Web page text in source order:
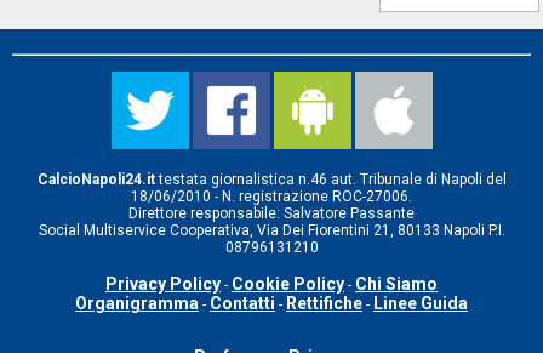
CalcioNapoli24.ittestata giornalistica n.46 aut. Tribunale di Napoli del
18/06/2010 - N. registrazione ROC-27006.
Direttore responsabile: Salvatore Passante
Social Multiservice Cooperativa, Via Dei Fiorentini 21, 80133 Napoli P.I.
08796131210
Privacy Policy - Cookie Policy - Chi Siamo
Organigramma - Contatti - Rettifiche - Linee Guida